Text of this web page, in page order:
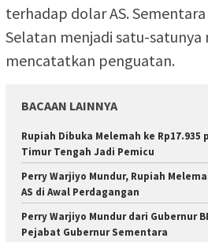
terhadap dolar AS.
Selatan menjadi satu-satunya
mencatatkan penguatan.
BACAAN LAINNYA
Rupiah Dibuka Melemah ke Rp17.935
Timur Tengah Jadi Pemicu
Perry Warjiyo Mundur, Rupiah
AS di Awal Perdagangan
Perry Warjiyo Mundur dari Gubernur
Pejabat Gubernur Sementara